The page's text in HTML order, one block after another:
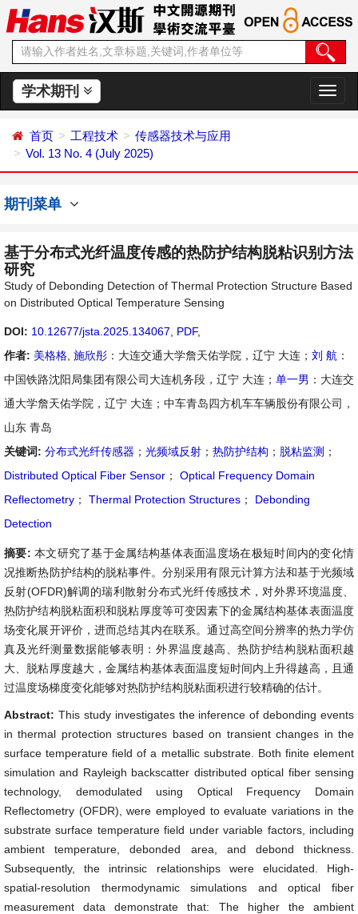
学术期刊
切
换
首页 工程技术
传感器技术与应用
Vol. 13 No. 4 (July 2025)
期刊菜单
基于分布式光纤温度传感的热防护结构脱粘识别方法
研究
Study of Debonding Detection of Thermal Protection Structure Based
on Distributed Optical Temperature Sensing
DOI: 10.12677/jsta.2025.134067 PDF,
作者: 美格格 施欣彤 ：大连交通大学詹天佑学院，辽宁 大连； 刘 航 ：
中国铁路沈阳局集团有限公司大连机务段，辽宁 大连； 单一男 ：大连交
通大学詹天佑学院，辽宁 大连；中车青岛四方机车车辆股份有限公司，
山东 青岛
关键词: 分布式光纤传感器 ； 光频域反射 ； 热防护结构 ； 脱粘监测 ；
Distributed Optical Fiber Sensor ；
Optical Frequency Domain
Reflectometry ； Thermal Protection Structures ；
Debonding
Detection
摘要: 本文研究了基于金属结构基体表面温度场在极短时间内的变化情
况推断热防护结构的脱粘事件。分别采用有限元计算方法和基于光频域
反射(OFDR)解调的瑞利散射分布式光纤传感技术，对外界环境温度、
热防护结构脱粘面积和脱粘厚度等可变因素下的金属结构基体表面温度
场变化展开评价，进而总结其内在联系。通过高空间分辨率的热力学仿
真及光纤测量数据能够表明：外界温度越高、热防护结构脱粘面积越
大、脱粘厚度越大，金属结构基体表面温度短时间内上升得越高，且通
过温度场梯度变化能够对热防护结构脱粘面积进行较精确的估计。
Abstract: This study investigates the inference of debonding events
in thermal protection structures based on transient changes in the
surface temperature field of a metallic substrate. Both finite element
simulation and Rayleigh backscatter distributed optical fiber sensing
technology, demodulated using Optical Frequency Domain
Reflectometry (OFDR), were employed to evaluate variations in the
substrate surface temperature field under variable factors, including
ambient temperature, debonded area, and debond thickness.
Subsequently, the intrinsic relationships were elucidated. High-
spatial-resolution thermodynamic simulations and optical fiber
measurement data demonstrate that: The higher the ambient